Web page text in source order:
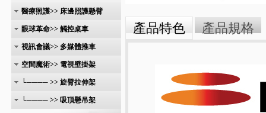
醫療照護>> 床邊照護懸臂
眼球革命>> 觸控桌車
視訊會議>> 多媒體推車
空間魔術>> 電視壁掛架
└──── >> 旋臂拉伸架
└──── >> 吸頂懸吊架
產品特色 產品規格